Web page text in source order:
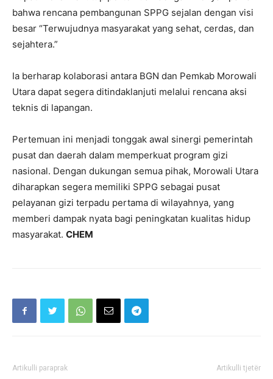
bahwa rencana pembangunan SPPG sejalan dengan visi
besar “Terwujudnya masyarakat yang sehat, cerdas, dan
sejahtera.”
Ia berharap kolaborasi antara BGN dan Pemkab Morowali
Utara dapat segera ditindaklanjuti melalui rencana aksi
teknis di lapangan.
Pertemuan ini menjadi tonggak awal sinergi pemerintah
pusat dan daerah dalam memperkuat program gizi
nasional. Dengan dukungan semua pihak, Morowali Utara
diharapkan segera memiliki SPPG sebagai pusat
pelayanan gizi terpadu pertama di wilayahnya, yang
memberi dampak nyata bagi peningkatan kualitas hidup
masyarakat. CHEM
Artikulli paraprak Artikulli tjetër